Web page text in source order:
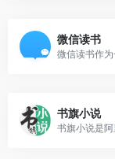
微信读书
微信读书作
书旗小说
书旗小说是